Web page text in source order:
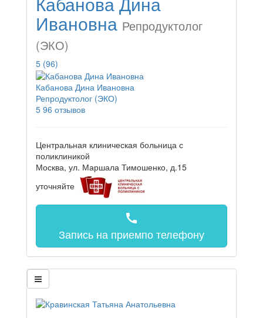
Ивановна Репродуктолог
(ЭКО)
5 (96)
Кабанова Дина Ивановна
Репродуктолог (ЭКО)
5 96 отзывов
Центральная клиническая больница с
поликлиникой
Москва, ул. Маршала Тимошенко, д.15
уточняйте
call
Запись на приемпо телефону